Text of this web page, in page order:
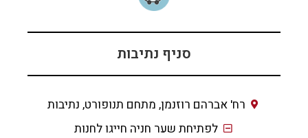
סניף נתיבות
רח' אברהם רוזנמן, מתחם תנופורט, נתיבות
לפתיחת שער חניה חייגו לחנות